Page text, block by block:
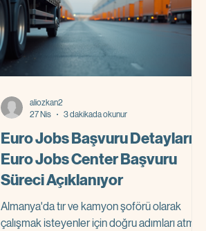
Euro Jobs Başvuru Detayları:
Euro Jobs Center Başvuru
Süreci Açıklanıyor
Almanya'da tır ve kamyon şoförü olarak
çalışmak isteyenler için doğru adımları atmak
aliozkan2
27 Nis
3 dakikada okunur